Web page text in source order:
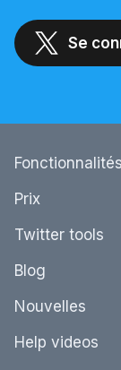
Se
Fonctionnalités
Prix
Twitter tools
Blog
Nouvelles
Help videos